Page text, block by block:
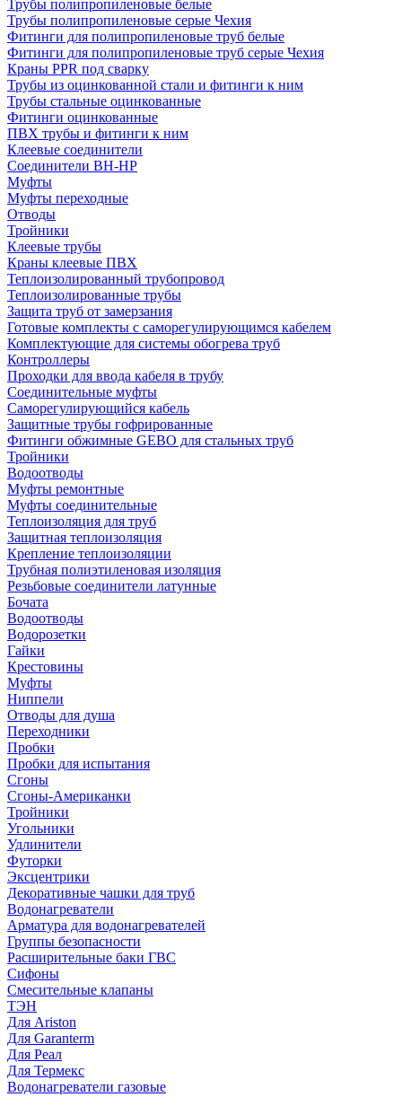
Трубы полипропиленовые белые
Трубы полипропиленовые серые Чехия
Фитинги для полипропиленовые труб белые
Фитинги для полипропиленовые труб серые Чехия
Краны PPR под сварку
Трубы из оцинкованной стали и фитинги к ним
Трубы стальные оцинкованные
Фитинги оцинкованные
ПВХ трубы и фитинги к ним
Клеевые соединители
Соединители ВН-НР
Муфты
Муфты переходные
Отводы
Тройники
Клеевые трубы
Краны клеевые ПВХ
Теплоизолированный трубопровод
Теплоизолированные трубы
Защита труб от замерзания
Готовые комплекты с саморегулирующимся кабелем
Комплектующие для системы обогрева труб
Контроллеры
Проходки для ввода кабеля в трубу
Соединительные муфты
Саморегулирующийся кабель
Защитные трубы гофрированные
Фитинги обжимные GEBO для стальных труб
Тройники
Водоотводы
Муфты ремонтные
Муфты соединительные
Теплоизоляция для труб
Защитная теплоизоляция
Крепление теплоизоляции
Трубная полиэтиленовая изоляция
Резьбовые соединители латунные
Бочата
Водоотводы
Водорозетки
Гайки
Крестовины
Муфты
Ниппели
Отводы для душа
Переходники
Пробки
Пробки для испытания
Сгоны
Сгоны-Американки
Тройники
Угольники
Удлинители
Футорки
Эксцентрики
Декоративные чашки для труб
Водонагреватели
Арматура для водонагревателей
Группы безопасности
Расширительные баки ГВС
Сифоны
Смесительные клапаны
ТЭН
Для Ariston
Для Garanterm
Для Реал
Для Термекс
Водонагреватели газовые